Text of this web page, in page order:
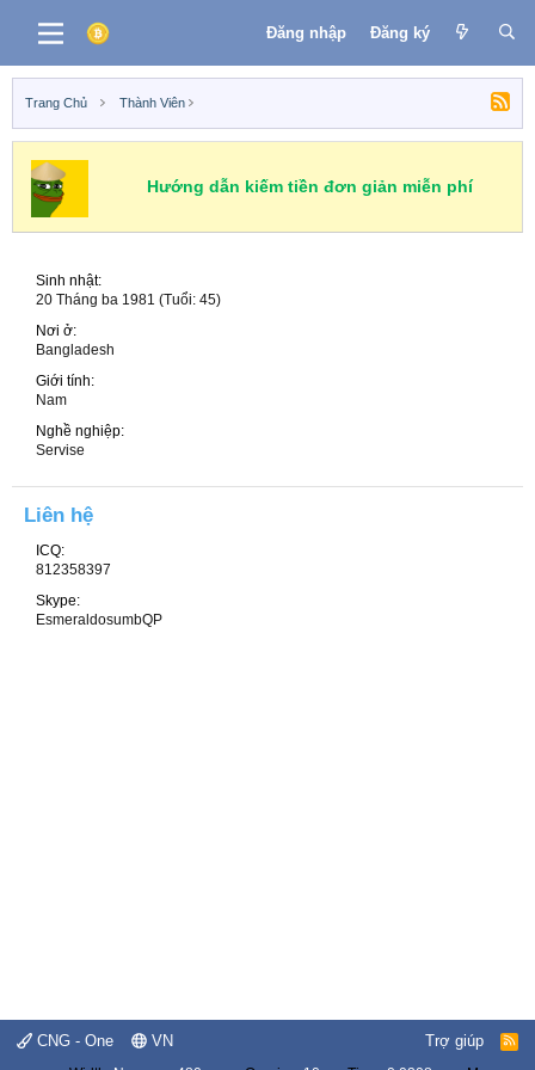
Đăng nhập Đăng ký
Trang Chủ Thành Viên
Hướng dẫn kiếm tiền đơn giản miễn phí
Sinh nhật
20 Tháng ba 1981 (Tuổi: 45)
Nơi ở
Bangladesh
Giới tính
Nam
Nghề nghiệp
Servise
Liên hệ
ICQ
812358397
Skype
EsmeraldosumbQP
CNG - One VN Trợ giúp
R